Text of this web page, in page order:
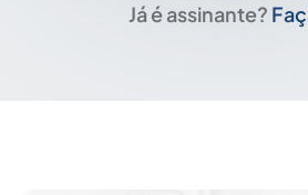
Já é assinante?